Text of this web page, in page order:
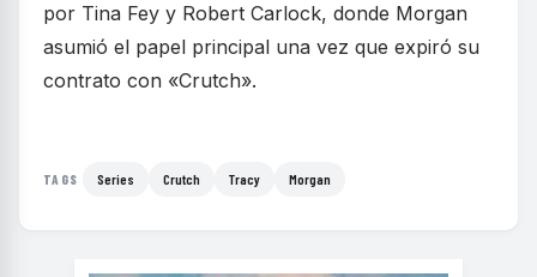
por Tina Fey y Robert Carlock, donde Morgan
asumió el papel principal una vez que expiró su
contrato con «Crutch».
TAGS Series Crutch Tracy Morgan